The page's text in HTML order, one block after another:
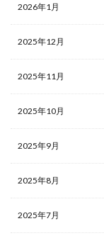
2026年1月
2025年12月
2025年11月
2025年10月
2025年9月
2025年8月
2025年7月